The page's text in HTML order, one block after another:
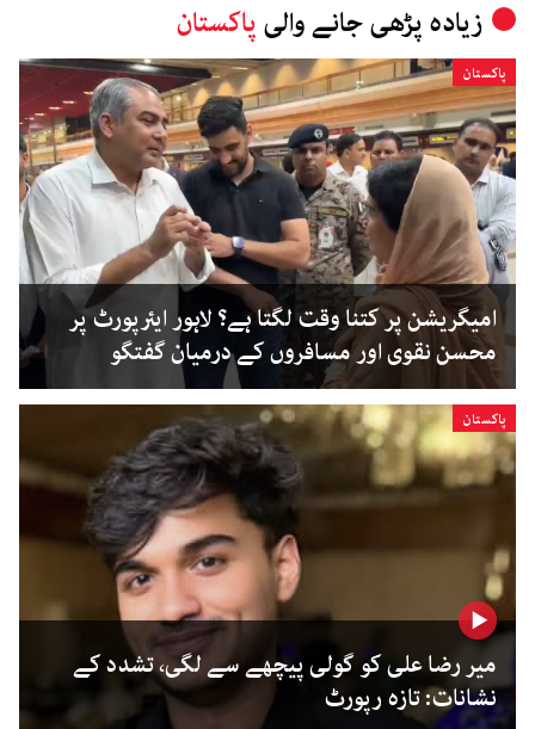
زیادہ پڑھی جانے والی پاکستان
پاکستان
امیگریشن پر کتنا وقت لگتا ہے؟ لاہور ایئرپورٹ پر
محسن نقوی اور مسافروں کے درمیان گفتگو
پاکستان
میر رضا علی کو گولی پیچھے سے لگی، تشدد کے
نشانات: تازہ رپورٹ